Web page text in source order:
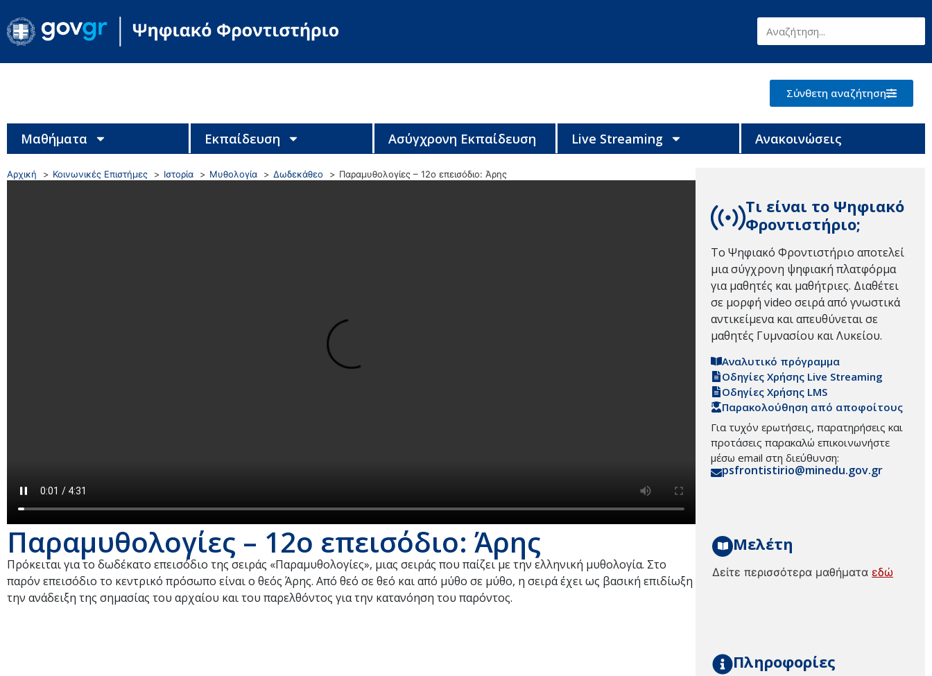
Σύνθετη αναζήτηση
Μαθήματα Εκπαίδευση Ασύγχρονη Εκπαίδευση Live Streaming Ανακοινώσεις
Αρχική Κοινωνικές Επιστήμες Ιστορία Μυθολογία Δωδεκάθεο Παραμυθολογίες – 12ο επεισόδιο: Άρης
Παραμυθολογίες – 12ο επεισόδιο: Άρης
Πρόκειται για το δωδέκατο επεισόδιο της σειράς «Παραμυθολογίες», μιας σειράς που παίζει με την ελληνική μυθολογία. Στο
παρόν επεισόδιο το κεντρικό πρόσωπο είναι ο θεός Άρης. Από θεό σε θεό και από μύθο σε μύθο, η σειρά έχει ως βασική επιδίωξη
την ανάδειξη της σημασίας του αρχαίου και του παρελθόντος για την κατανόηση του παρόντος.
Τι είναι το Ψηφιακό
Φροντιστήριο;
Το Ψηφιακό Φροντιστήριο αποτελεί
μια σύγχρονη ψηφιακή πλατφόρμα
για μαθητές και μαθήτριες. Διαθέτει
σε μορφή video σειρά από γνωστικά
αντικείμενα και απευθύνεται σε
μαθητές Γυμνασίου και Λυκείου.
Αναλυτικό πρόγραμμα
Οδηγίες Χρήσης Live Streaming
Οδηγίες Χρήσης LMS
Παρακολούθηση από αποφοίτους
Για τυχόν ερωτήσεις, παρατηρήσεις και
προτάσεις παρακαλώ επικοινωνήστε
μέσω email στη διεύθυνση:
psfrontistirio@minedu.gov.gr
Μελέτη
Δείτε περισσότερα μαθήματα εδώ
Πληροφορίες